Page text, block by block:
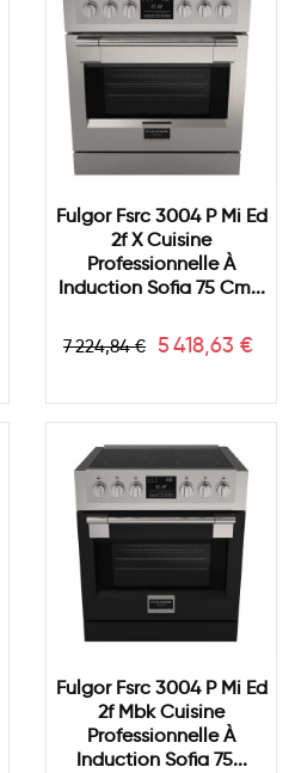
Fulgor Fsrc 3004 P Mi Ed
2f X Cuisine
Professionnelle À
Induction Sofia 75 Cm...
Prix
7 224,84 € Prix
5 418,63 €
Fulgor Fsrc 3004 P Mi Ed
2f Mbk Cuisine
Professionnelle À
Induction Sofia 75...